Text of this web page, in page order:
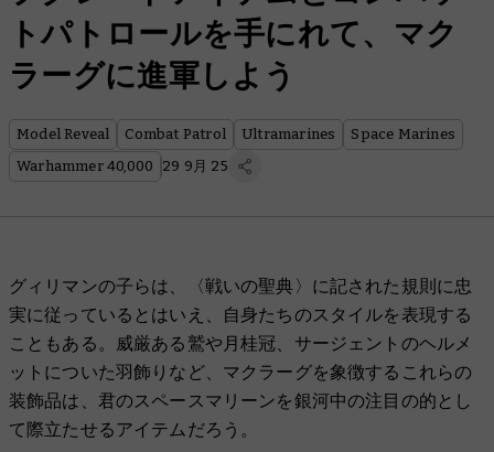
トパトロールを手にれて、マク
ラーグに進軍しよう
Model Reveal Combat Patrol Ultramarines
Space Marines
Warhammer 40,000
29 9月 25
グィリマンの子らは、〈戦いの聖典〉に記された規則に忠
実に従っているとはいえ、自身たちのスタイルを表現する
こともある。威厳ある鷲や月桂冠、サージェントのヘルメ
ットについた羽飾りなど、マクラーグを象徴するこれらの
装飾品は、君のスペースマリーンを銀河中の注目の的とし
て際立たせるアイテムだろう。